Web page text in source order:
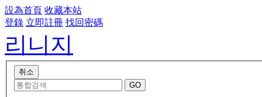
設為首頁 收藏本站
登錄 立即註冊 找回密碼
리니지